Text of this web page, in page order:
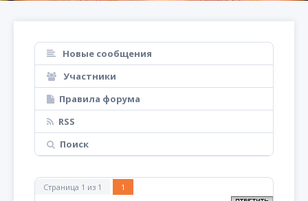
Новые сообщения
Участники
Правила форума
RSS
Поиск
Страница 1 из 1 1